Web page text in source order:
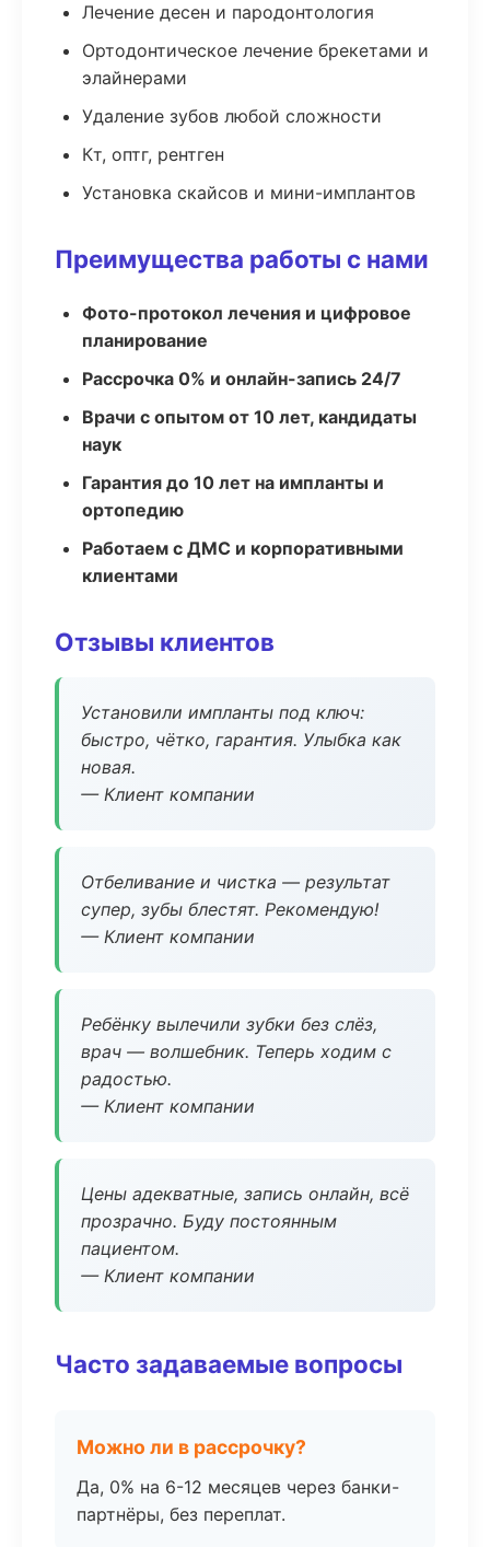
Лечение десен и пародонтология
Ортодонтическое лечение брекетами и
элайнерами
Удаление зубов любой сложности
Кт, оптг, рентген
Установка скайсов и мини-имплантов
Преимущества работы с нами
Фото-протокол лечения и цифровое
планирование
Рассрочка 0% и онлайн-запись 24/7
Врачи с опытом от 10 лет, кандидаты
наук
Гарантия до 10 лет на импланты и
ортопедию
Работаем с ДМС и корпоративными
клиентами
Отзывы клиентов
Установили импланты под ключ:
быстро, чётко, гарантия. Улыбка как
новая.
— Клиент компании
Отбеливание и чистка — результат
супер, зубы блестят. Рекомендую!
— Клиент компании
Ребёнку вылечили зубки без слёз,
врач — волшебник. Теперь ходим с
радостью.
— Клиент компании
Цены адекватные, запись онлайн, всё
прозрачно. Буду постоянным
пациентом.
— Клиент компании
Часто задаваемые вопросы
Можно ли в рассрочку?
Да, 0% на 6-12 месяцев через банки-
партнёры, без переплат.